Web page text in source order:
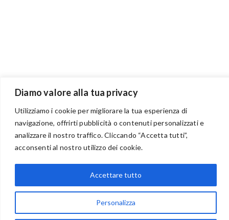
Diamo valore alla tua privacy
Utilizziamo i cookie per migliorare la tua esperienza di
navigazione, offrirti pubblicità o contenuti personalizzati e
analizzare il nostro traffico. Cliccando “Accetta tutti”,
acconsenti al nostro utilizzo dei cookie.
Personalizza
Accettare tutto
BENVENUTI NEL PORTALE RIVENDITORI
via Acqua delle Noci 12
83024 Monteforte Irpino (AV)
(+39) 081-7777233